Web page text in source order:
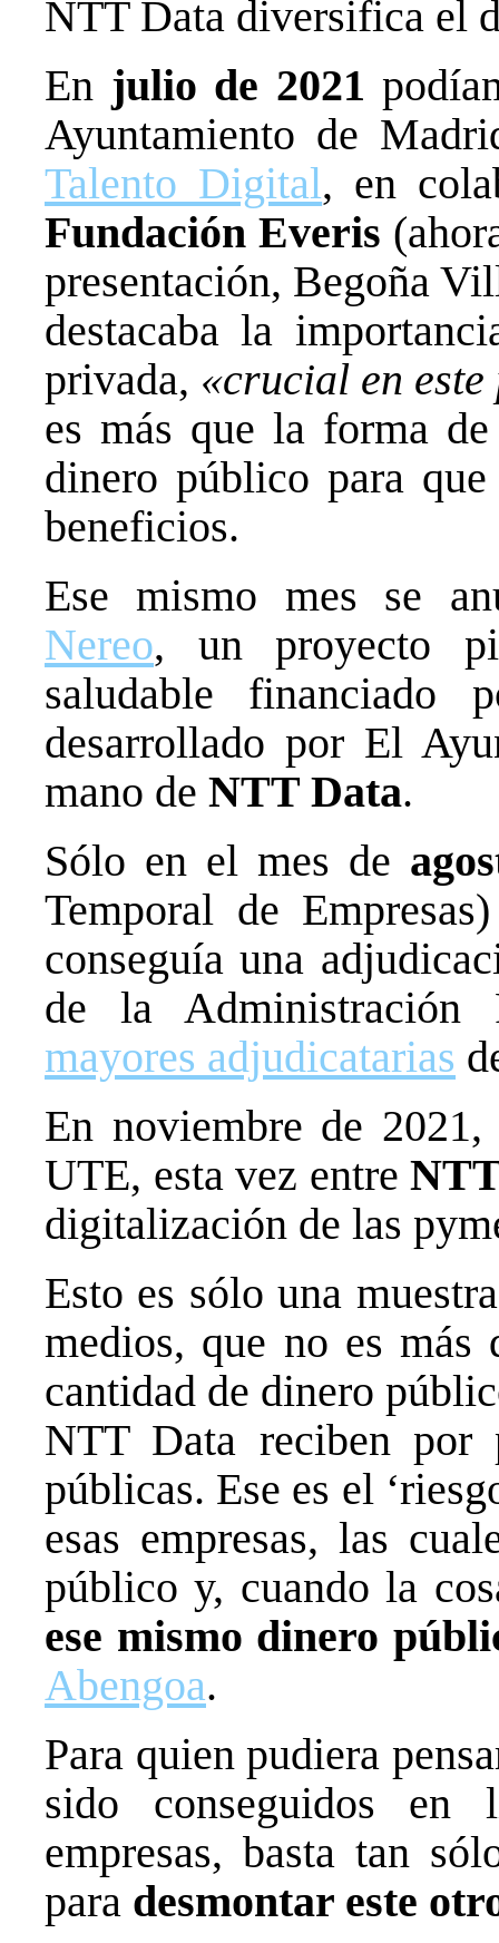
NTT Data diversifica el
En julio de 2021
Ayuntamiento de
Talento Digital, en
Fundación Everis
presentación, Begoña
destacaba la
privada, «crucial en
es más que la forma
dinero público para
beneficios.
Ese mismo mes se
Nereo, un proyecto
saludable financiado
desarrollado por El
mano de NTT Data.
Sólo en el mes de
Temporal de
conseguía una
de la Administración
mayores adjudicatarias
En noviembre de
UTE, esta vez entre
digitalización de las
Esto es sólo una
medios, que no es
cantidad de dinero
NTT Data reciben por
públicas. Ese es el
esas empresas, las
público y, cuando la
ese mismo dinero
Abengoa.
Para quien pudiera
sido conseguidos en
empresas, basta tan
para desmontar este